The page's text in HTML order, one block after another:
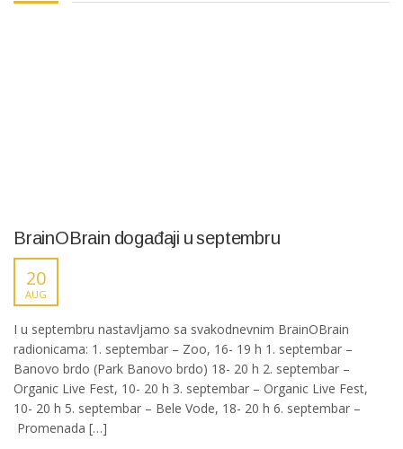
BrainOBrain događaji u septembru
20
AUG
I u septembru nastavljamo sa svakodnevnim BrainOBrain
radionicama: 1. septembar – Zoo, 16- 19 h 1. septembar –
Banovo brdo (Park Banovo brdo) 18- 20 h 2. septembar –
Organic Live Fest, 10- 20 h 3. septembar – Organic Live Fest,
10- 20 h 5. septembar – Bele Vode, 18- 20 h 6. septembar –
Promenada […]